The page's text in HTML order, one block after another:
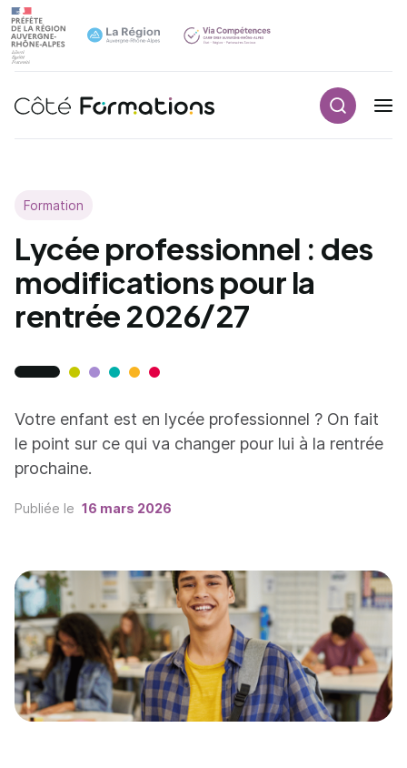
Aller au contenu principal
Navigation principale
Aller au contenu principal
Formation
Lycée professionnel : des
modifications pour la
rentrée 2026/27
Votre enfant est en lycée professionnel ? On fait
le point sur ce qui va changer pour lui à la rentrée
prochaine.
Publiée le 16 mars 2026